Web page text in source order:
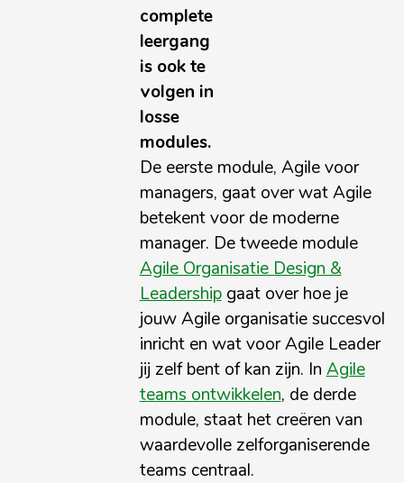
complete
leergang
is ook te
volgen in
losse
modules.
De eerste module, Agile voor
managers, gaat over wat Agile
betekent voor de moderne
manager. De tweede module
Agile Organisatie Design &
Leadershipgaat overhoe je
jouw Agile organisatie succesvol
inricht en wat voor Agile Leader
jij zelf bent of kan zijn. In Agile
teams ontwikkelen, de derde
module, staat het creëren van
waardevolle zelforganiserende
teams centraal.